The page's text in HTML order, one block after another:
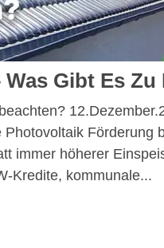
Gibt Es Zu
Förderung
immer höherer
Kredite, kommunale...